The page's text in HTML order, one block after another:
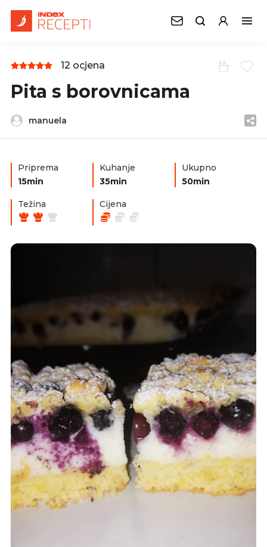
12 ocjena
Pita s borovnicama
manuela
Priprema
15min
Kuhanje
35min
Ukupno
50min
Težina Cijena